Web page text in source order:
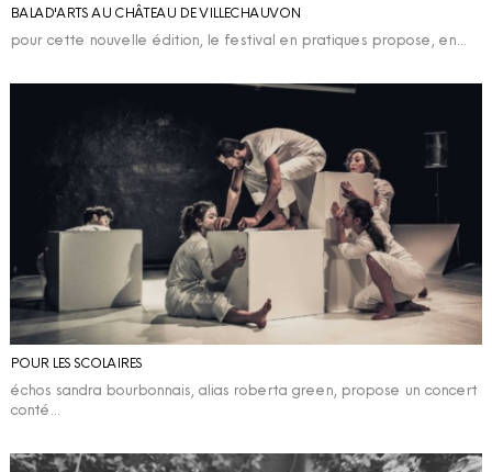
BALAD'ARTS AU CHÂTEAU DE VILLECHAUVON
pour cette nouvelle édition, le festival en pratiques propose, en…
POUR LES SCOLAIRES
échos sandra bourbonnais, alias roberta green, propose un concert
conté…